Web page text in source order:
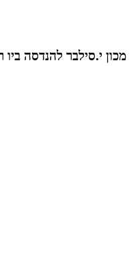
מכון י.סילבר להנדסה ביו